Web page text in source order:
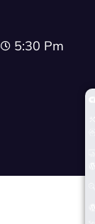
5:30 Pm